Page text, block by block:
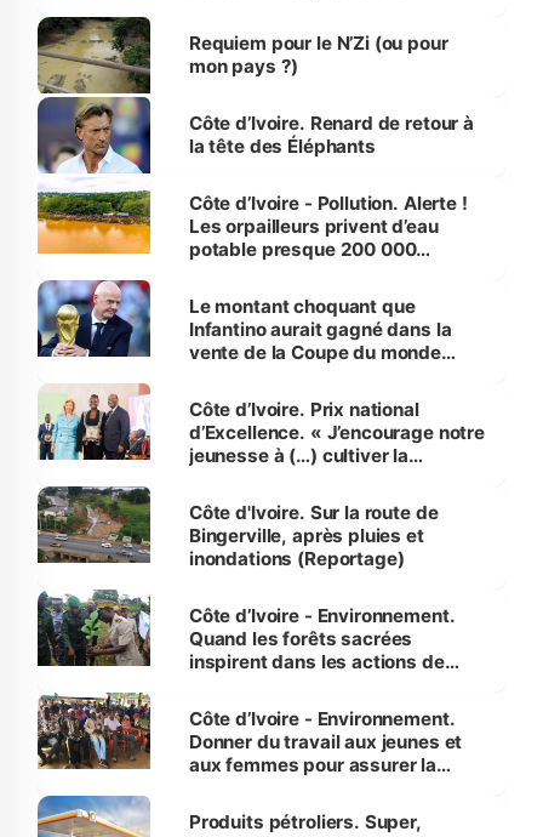
Requiem pour le N’Zi (ou pour
mon pays ?)
Côte d’Ivoire. Renard de retour à
la tête des Éléphants
Côte d’Ivoire - Pollution. Alerte !
Les orpailleurs privent d’eau
potable presque 200 000
Le montant choquant que
Infantino aurait gagné dans la
vente de la Coupe du monde
Côte d’Ivoire. Prix national
d’Excellence. « J’encourage notre
jeunesse à (…) cultiver la
(Alassane Ouattara
Côte d'Ivoire. Sur la route de
Bingerville, après pluies et
inondations (Reportage)
Côte d’Ivoire - Environnement.
Quand les forêts sacrées
inspirent dans les actions de
Côte d’Ivoire - Environnement.
Donner du travail aux jeunes et
aux femmes pour assurer la
menacées
Produits pétroliers. Super,